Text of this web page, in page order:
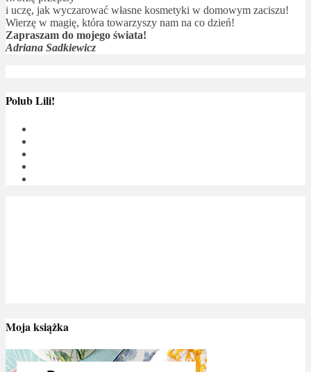
i uczę, jak wyczarować własne kosmetyki w domowym zaciszu!
Wierzę w magię, która towarzyszy nam na co dzień!
Zapraszam do mojego świata!
Adriana Sadkiewicz
Polub Lili!
Moja książka